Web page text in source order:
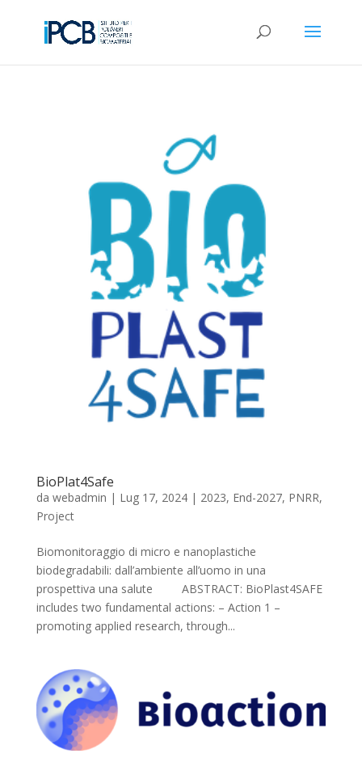
BioPlat4Safe
da webadmin | Lug 17, 2024| 2023, End-2027, PNRR,
Project
Biomonitoraggio di micro e nanoplastiche
biodegradabili: dall’ambiente all’uomo in una
prospettiva una salute ABSTRACT: BioPlast4SAFE
includes two fundamental actions: – Action 1 –
promoting applied research, through...